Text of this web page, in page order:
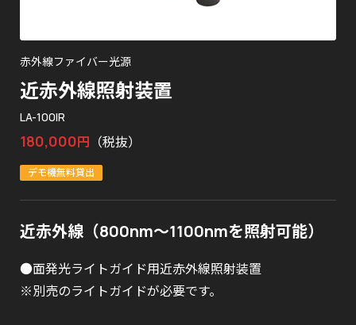
赤外線ファイバー光源
近赤外線照射装置
LA-100IR
180,000円 （税抜）
デモ機無料貸出
近赤外線（800nm～1100nmを照射可能）
●面発光ライトガイド用近赤外線照射装置
※別売のライトガイドが必要です。